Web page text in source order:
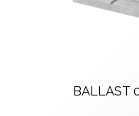
BALLAST